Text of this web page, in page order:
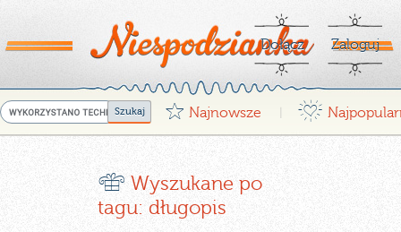
Dołącz Zaloguj
G Najnowsze ¤
r Wyszukane po
tagu: długopis